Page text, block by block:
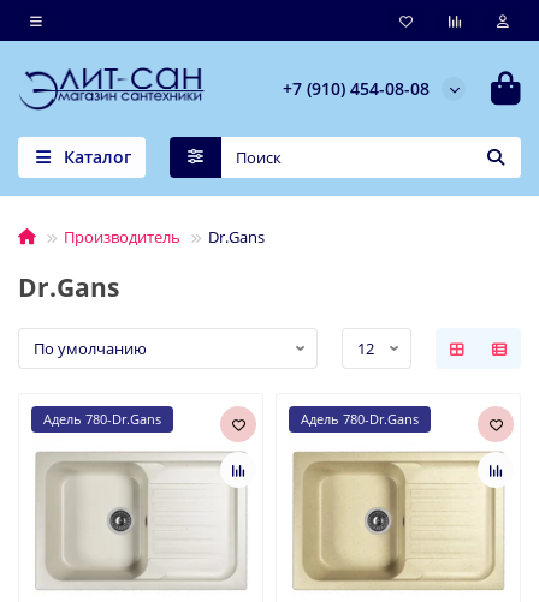
+7 (910) 454-08-08
Каталог
Производитель Dr.Gans
Dr.Gans
Адель 780-Dr.Gans Адель 780-Dr.Gans